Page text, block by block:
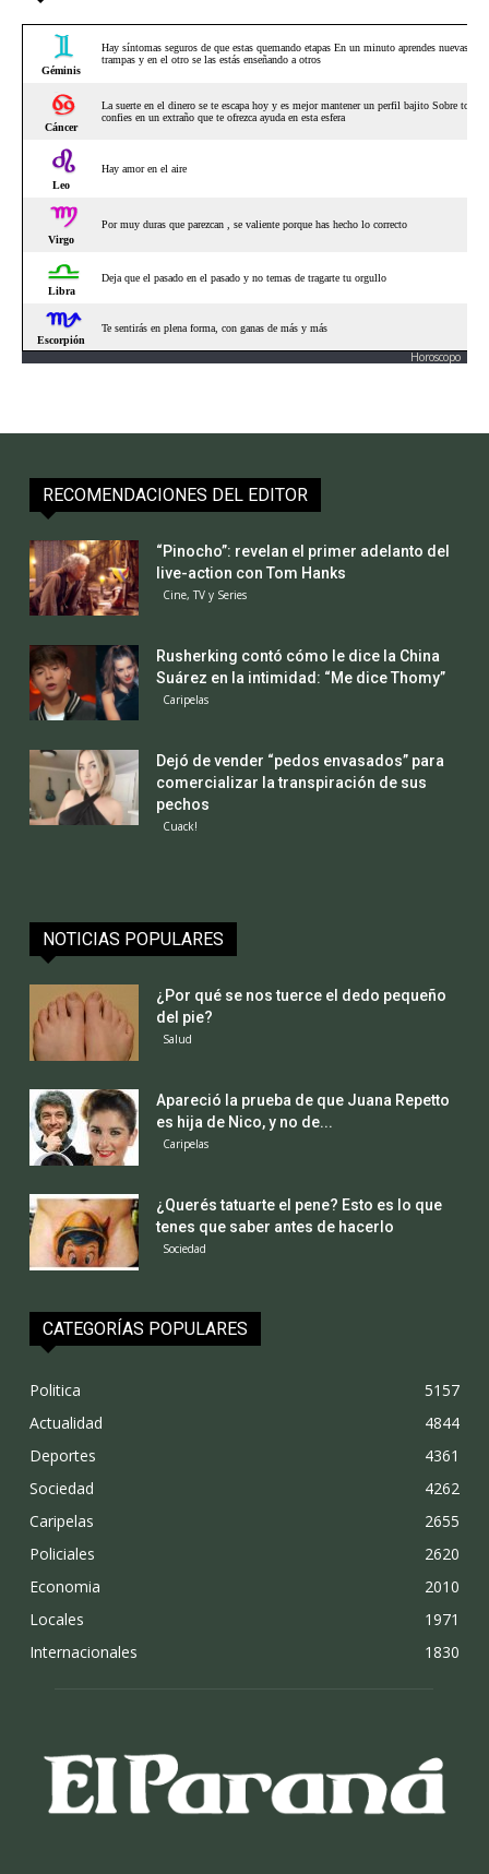
Horoscopo
RECOMENDACIONES DEL EDITOR
“Pinocho”: revelan el primer adelanto del
live-action con Tom Hanks
Cine, TV y Series
Rusherking contó cómo le dice la China
Suárez en la intimidad: “Me dice Thomy”
Caripelas
Dejó de vender “pedos envasados” para
comercializar la transpiración de sus
pechos
Cuack!
NOTICIAS POPULARES
¿Por qué se nos tuerce el dedo pequeño
del pie?
Salud
Apareció la prueba de que Juana Repetto
es hija de Nico, y no de...
Caripelas
¿Querés tatuarte el pene? Esto es lo que
tenes que saber antes de hacerlo
Sociedad
CATEGORÍAS POPULARES
Politica
5157
Actualidad
4844
Deportes
4361
Sociedad
4262
Caripelas
2655
Policiales
2620
Economia
2010
Locales
1971
Internacionales
1830